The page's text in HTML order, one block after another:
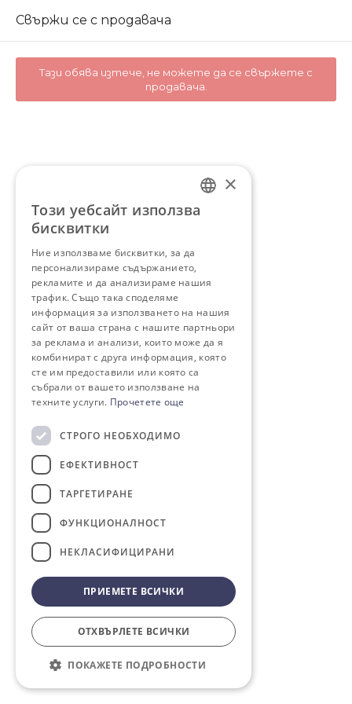
Свържи се с продавача
Тази обява изтече, не можете да се свържете с
продавача.
BULGARIAN
×
Този уебсайт използва
бисквитки
Ние използваме бисквитки, за да
персонализираме съдържанието,
рекламите и да анализираме нашия
трафик. Също така споделяме
информация за използването на нашия
сайт от ваша страна с нашите партньори
за реклама и анализи, които може да я
комбинират с друга информация, която
сте им предоставили или която са
събрали от вашето използване на
техните услуги. Прочетете още
СТРОГО НЕОБХОДИМО
ЕФЕКТИВНОСТ
ТАРГЕТИРАНЕ
ФУНКЦИОНАЛНОСТ
НЕКЛАСИФИЦИРАНИ
ПРИЕМЕТЕ ВСИЧКИ
ОТХВЪРЛЕТЕ ВСИЧКИ
ПОКАЖЕТЕ ПОДРОБНОСТИ